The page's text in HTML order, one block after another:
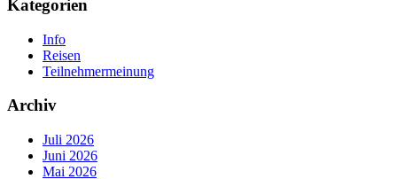
Kategorien
Info
Reisen
Teilnehmermeinung
Archiv
Juli 2026
Juni 2026
Mai 2026